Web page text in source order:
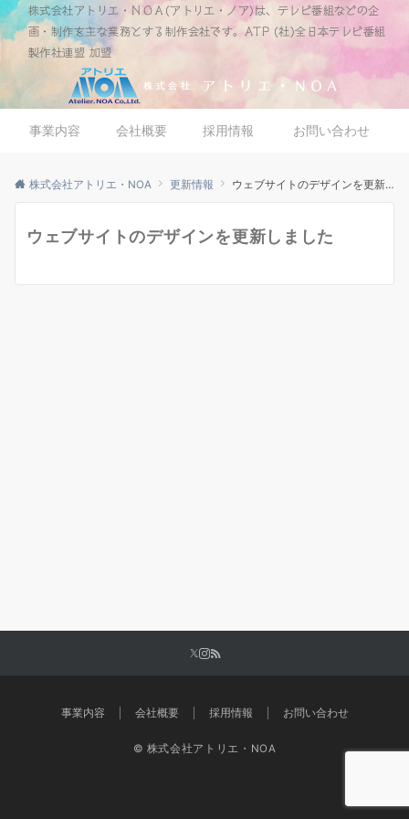
株式会社アトリエ・ＮＯＡ(アトリエ・ノア)は、テレビ番組などの企
画・制作を主な業務とする制作会社です。ATP (社)全日本テレビ番組
製作社連盟 加盟
事業内容 会社概要 採用情報 お問い合わせ
株式会社アトリエ・NOA 更新情報 ウェブサイトのデザインを更新しました
ウェブサイトのデザインを更新しました
事業内容 会社概要 採用情報 お問い合わせ
© 株式会社アトリエ・NOA